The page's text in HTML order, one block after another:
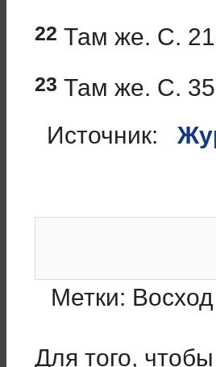
22 Там же. С.
23 Там же. С.
Источник:
Метки: Восход
Для того,